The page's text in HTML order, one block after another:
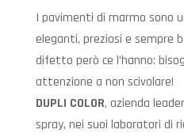
I pavimenti di marmo sono
eleganti, preziosi e sempre
difetto però ce l’hanno:
attenzione a non scivolare!
DUPLI COLOR, azienda
spray, nei suoi laboratori di